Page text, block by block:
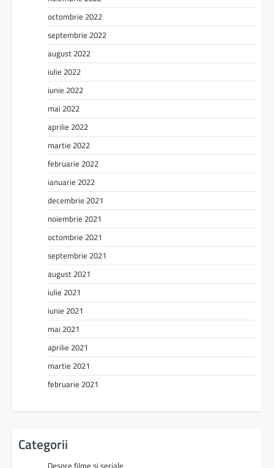
octombrie 2022
septembrie 2022
august 2022
iulie 2022
iunie 2022
mai 2022
aprilie 2022
martie 2022
februarie 2022
ianuarie 2022
decembrie 2021
noiembrie 2021
octombrie 2021
septembrie 2021
august 2021
iulie 2021
iunie 2021
mai 2021
aprilie 2021
martie 2021
februarie 2021
Categorii
Despre filme si seriale